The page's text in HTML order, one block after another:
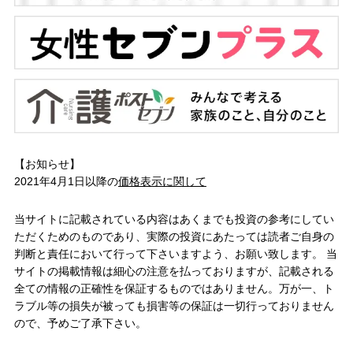
【お知らせ】
2021年4月1日以降の価格表示に関して
当サイトに記載されている内容はあくまでも投資の参考にしてい
ただくためのものであり、実際の投資にあたっては読者ご自身の
判断と責任において行って下さいますよう、お願い致します。 当
サイトの掲載情報は細心の注意を払っておりますが、記載される
全ての情報の正確性を保証するものではありません。万が一、ト
ラブル等の損失が被っても損害等の保証は一切行っておりません
ので、予めご了承下さい。